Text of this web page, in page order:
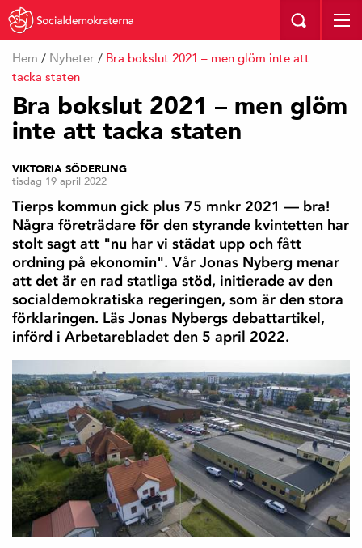
Hem / Nyheter / Bra bokslut 2021 – men glöm inte att
tacka staten
Bra bokslut 2021 – men glöm
inte att tacka staten
VIKTORIA SÖDERLING
tisdag 19 april 2022
Tierps kommun gick plus 75 mnkr 2021 — bra!
Några företrädare för den styrande kvintetten har
stolt sagt att "nu har vi städat upp och fått
ordning på ekonomin". Vår Jonas Nyberg menar
att det är en rad statliga stöd, initierade av den
socialdemokratiska regeringen, som är den stora
förklaringen. Läs Jonas Nybergs debattartikel,
införd i Arbetarebladet den 5 april 2022.